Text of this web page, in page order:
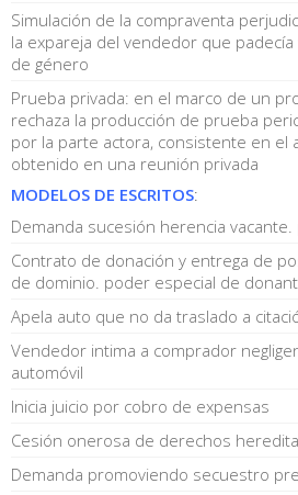
Simulación de la compraventa
la expareja del vendedor que
de género
Prueba privada: en el marco de un
rechaza la producción de prueba
por la parte actora, consistente en el
obtenido en una reunión privada
MODELOS DE ESCRITOS:
Demanda sucesión herencia
Contrato de donación y entrega de
de dominio. poder especial de
Apela auto que no da traslado a
Vendedor intima a comprador
automóvil
Inicia juicio por cobro de expensas
Cesión onerosa de derechos
Demanda promoviendo secuestro